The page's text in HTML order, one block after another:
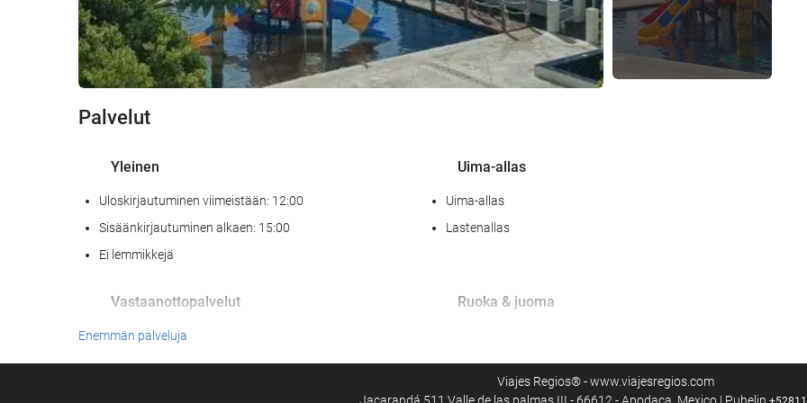
Palvelut
Yleinen
Uloskirjautuminen viimeistään: 12:00
Sisäänkirjautuminen alkaen: 15:00
Ei lemmikkejä
Uima-allas
Uima-allas
Lastenallas
Vastaanottopalvelut
24h-vastaanotto
Matkatavarasäilytys
Ruoka & juoma
Baari
Enemmän palveluja
Viajes Regios® - www.viajesregios.com